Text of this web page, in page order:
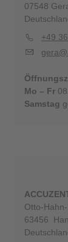
07548
+49
Mo – Fr
Samstag
Otto-
63456